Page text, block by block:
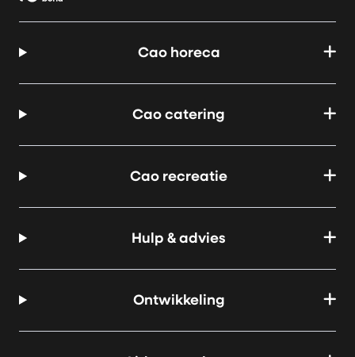
Cao horeca
Cao catering
Cao recreatie
Hulp & advies
Ontwikkeling